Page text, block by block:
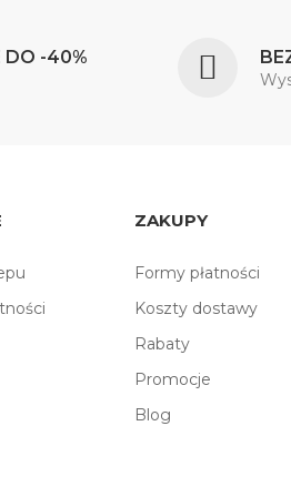
DO -40%
ZAKUPY
Formy płatności
Koszty dostawy
Rabaty
Promocje
Blog